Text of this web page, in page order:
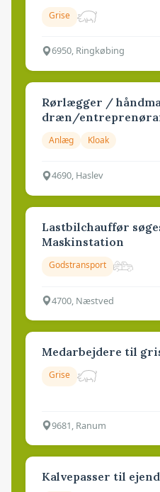
Grise
6950, Ringkøbing
Rørlægger /
dræn/
Anlæg Kloak
4690, Haslev
Lastbilchauffør
Maskinstation
Godstransport
4700, Næstved
Medarbejdere til
Grise
9681, Ranum
Kalvepasser til